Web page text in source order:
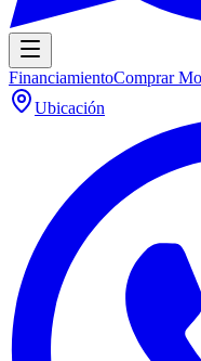
FinanciamientoComprar
Ubicación